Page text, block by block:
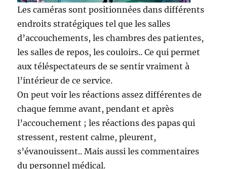
Les caméras sont positionnées dans différents
endroits stratégiques tel que les salles
d’accouchements, les chambres des patientes,
les salles de repos, les couloirs.. Ce qui permet
aux téléspectateurs de se sentir vraiment à
l’intérieur de ce service.
On peut voir les réactions assez différentes de
chaque femme avant, pendant et après
l’accouchement ; les réactions des papas qui
stressent, restent calme, pleurent,
s’évanouissent.. Mais aussi les commentaires
du personnel médical.